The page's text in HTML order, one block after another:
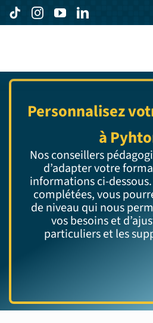
Passer
au
Personnalisez
à
Nos conseillers
d’adapter votre
informations ci-dessous.
complétées, vous
de niveau qui nous
vos besoins et
particuliers et les